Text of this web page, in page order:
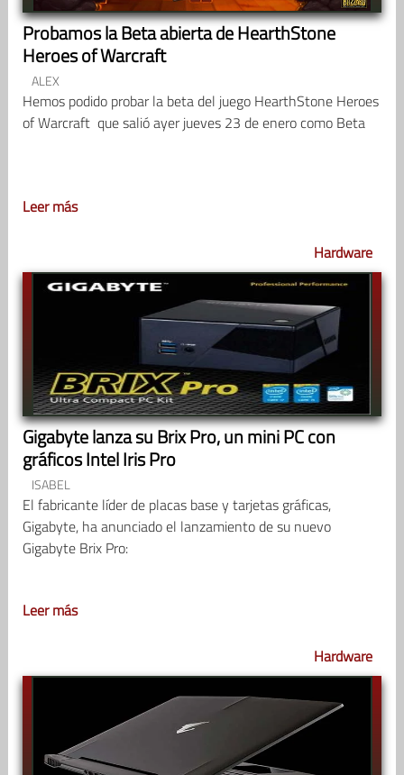
Probamos la Beta abierta de HearthStone
Heroes of Warcraft
ALEX
Hemos podido probar la beta del juego HearthStone Heroes
of Warcraft que salió ayer jueves 23 de enero como Beta
Leer más
Hardware
Gigabyte lanza su Brix Pro, un mini PC con
gráficos Intel Iris Pro
ISABEL
El fabricante líder de placas base y tarjetas gráficas,
Gigabyte, ha anunciado el lanzamiento de su nuevo
Gigabyte Brix Pro:
Leer más
Hardware